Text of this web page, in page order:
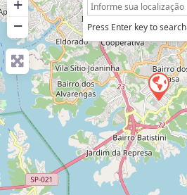
+
−
Press Enter key to search